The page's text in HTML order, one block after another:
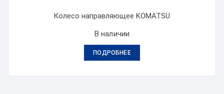
Колесо направляющее KOMATSU
В наличии
ПОДРОБНЕЕ